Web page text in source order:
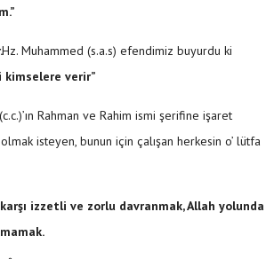
Hz. Muhammed (s.a.s) efendimiz buyurdu ki
verir”
Rahman ve Rahim ismi şerifine işaret
isteyen, bunun için çalışan herkesin o’ lütfa
izzetli ve zorlu davranmak, Allah yolunda